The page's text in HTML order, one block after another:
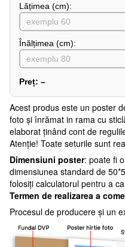
Lățimea (сm):
Înălțimea (cm):
Preț: –
Acest produs este un poster
foto și înrămat in rama cu
elaborat ținând cont de
Atenţie! Toate seturile sunt
Dimensiuni poster: poate fi
dimensiunea standard de
folosiți calculatorul pentru a
Termen de realizarea a
Procesul de producere și un